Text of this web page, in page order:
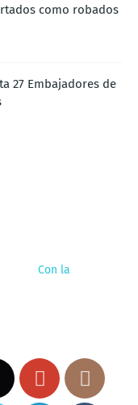
como robados
27 Embajadores de
Con la